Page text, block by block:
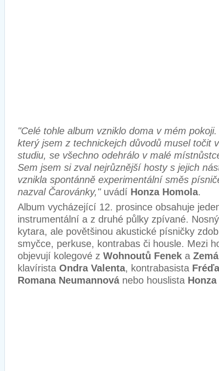
"Celé tohle album vzniklo doma v mém
který jsem z technickejch důvodů musel točit
studiu, se všechno odehrálo v malé
Sem jsem si zval nejrůznější hosty s jejich
vznikla spontánně experimentální směs
nazval Čarovánky,"uvádí Honza Homola.
Album vycházející 12. prosince obsahuje
instrumentální a z druhé půlky zpívané.
kytara, ale povětšinou akustické písničky
smyčce, perkuse, kontrabas či housle. Mezi
objevují kolegové z Wohnoutů Fenek a
klavírista Ondra Valenta, kontrabasista
Romana Neumannová nebo houslista